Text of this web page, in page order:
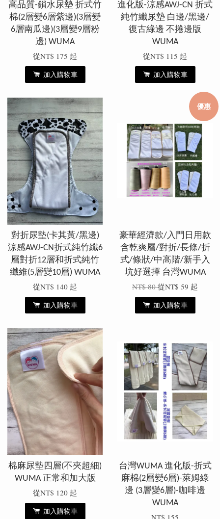
高品質-鎖水尿墊 折式竹
棉(2層變6層紫邊)(3層變
6層南瓜邊)(3層變9層粉
邊) WUMA
從NT$ 175 起
加入購物車
進化版-涼感AWJ-CN 折式
純竹纖尿墊 白邊/黑邊/
復古綠邊 不捲邊版
WUMA
從NT$ 115 起
加入購物車
對折尿墊(卡其黃/黑邊)
涼感AWJ-CN折式純竹纖6
層對折12層和折式純竹
纖維(5層變10層) WUMA
從NT$ 140 起
加入購物車
優惠
豪華經濟款/入門日用款
含乾爽層/對折/長條/折
式/條狀/中高階/新手入
坑好選擇 台灣WUMA
NT$ 80從NT$ 59 起
加入購物車
棉麻尿墊四層(不夾超細)
WUMA 正常和加大版
從NT$ 120 起
加入購物車
台灣WUMA 進化版-折式
麻棉(2層變6層)-萊姆綠
邊 (3層變6層)-咖啡邊
WUMA
NT$ 155